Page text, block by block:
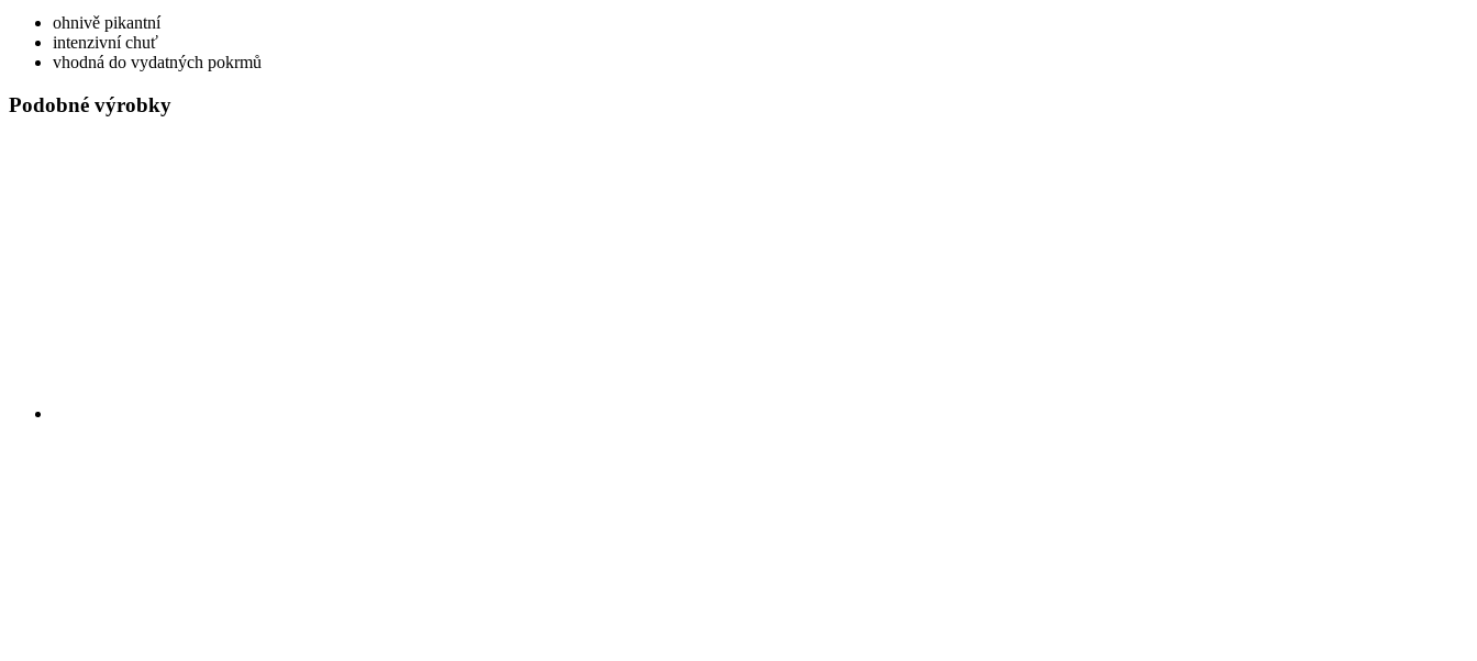
ohnivě pikantní
intenzivní chuť
vhodná do vydatných pokrmů
Podobné výrobky